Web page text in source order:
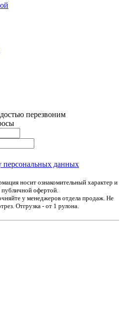
перезвоним
персональных данных
носит ознакомительный характер и
публичной офертой.
у менеджеров отдела продаж. Не
Отгрузка - от 1 рулона.